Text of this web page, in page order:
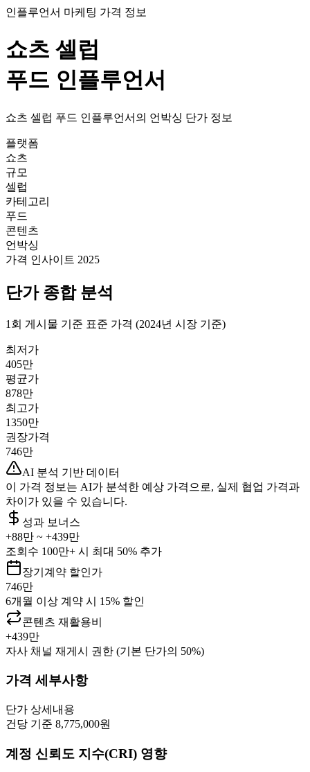
인플루언서 마케팅 가격 정보
쇼츠 셀럽
푸드 인플루언서
쇼츠 셀럽 푸드 인플루언서의 언박싱 단가 정보
플랫폼
쇼츠
규모
셀럽
카테고리
푸드
콘텐츠
언박싱
가격 인사이트 2025
단가종합 분석
1회 게시물 기준 표준 가격 (2024년 시장 기준)
최저가
405만
평균가
878만
최고가
1350만
권장가격
746만
AI 분석 기반 데이터
이 가격 정보는 AI가 분석한 예상 가격으로, 실제 협업 가격과
차이가 있을 수 있습니다.
성과 보너스
+88만 ~ +439만
조회수 100만+ 시 최대 50% 추가
장기계약 할인가
746만
6개월 이상 계약 시 15% 할인
콘텐츠 재활용비
+439만
자사 채널 재게시 권한 (기본 단가의 50%)
가격 세부사항
단가 상세내용
건당 기준 8,775,000원
계정 신뢰도 지수(CRI) 영향